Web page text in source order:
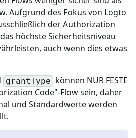
Aufgrund des Fokus von Logto
der Authorization
höchste Sicherheitsniveau
auch wenn dies etwas
grantType können NUR FESTE
Code"-Flow sein, daher
und Standardwerte werden